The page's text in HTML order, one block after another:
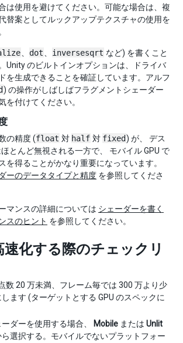
は使用を避けてください。可能な場合は、複
替案としてルックアップテクスチャの使用を
dot inversesqrt など) を書くこと
Unity のビルトインオプションは、ドライバ
を生成できることを確証しています。アルフ
) の操作がしばしばフラグメントシェーダー
を付けてください。
の精度 (float 対 half 対 fixed) が、 デス
とんど無視される一方で、 モバイル GPU で
を得ることがかなり重要になっています。
ーのデータタイプと精度 を参照してくださ
マンスの詳細については シェーダーを書く
スのヒント を参照してください。
化する際のチェックリ
数 20 万未満、フレーム毎では 300 万より少
ます (ターゲットとする GPU のスペックに
ダーを使用する場合、
Mobile または Unlit
選択する。モバイルでないプラットフォー